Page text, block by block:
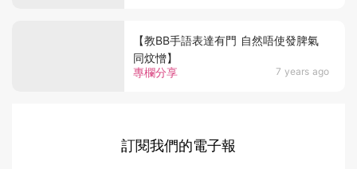
專欄分享 7 years ago
【教BB手語表達有門 自然唔使發脾氣
同炆憎】
訂閱我們的電子報